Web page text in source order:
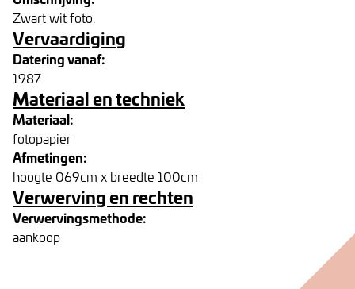
Zwart wit foto.
Vervaardiging
Datering vanaf:
1987
Materiaal en techniek
Materiaal:
fotopapier
Afmetingen:
hoogte 069cm x breedte 100cm
Verwerving en rechten
Verwervingsmethode:
aankoop